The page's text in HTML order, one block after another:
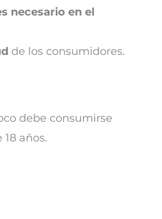
necesario en el
de los consumidores.
debe consumirse
años.